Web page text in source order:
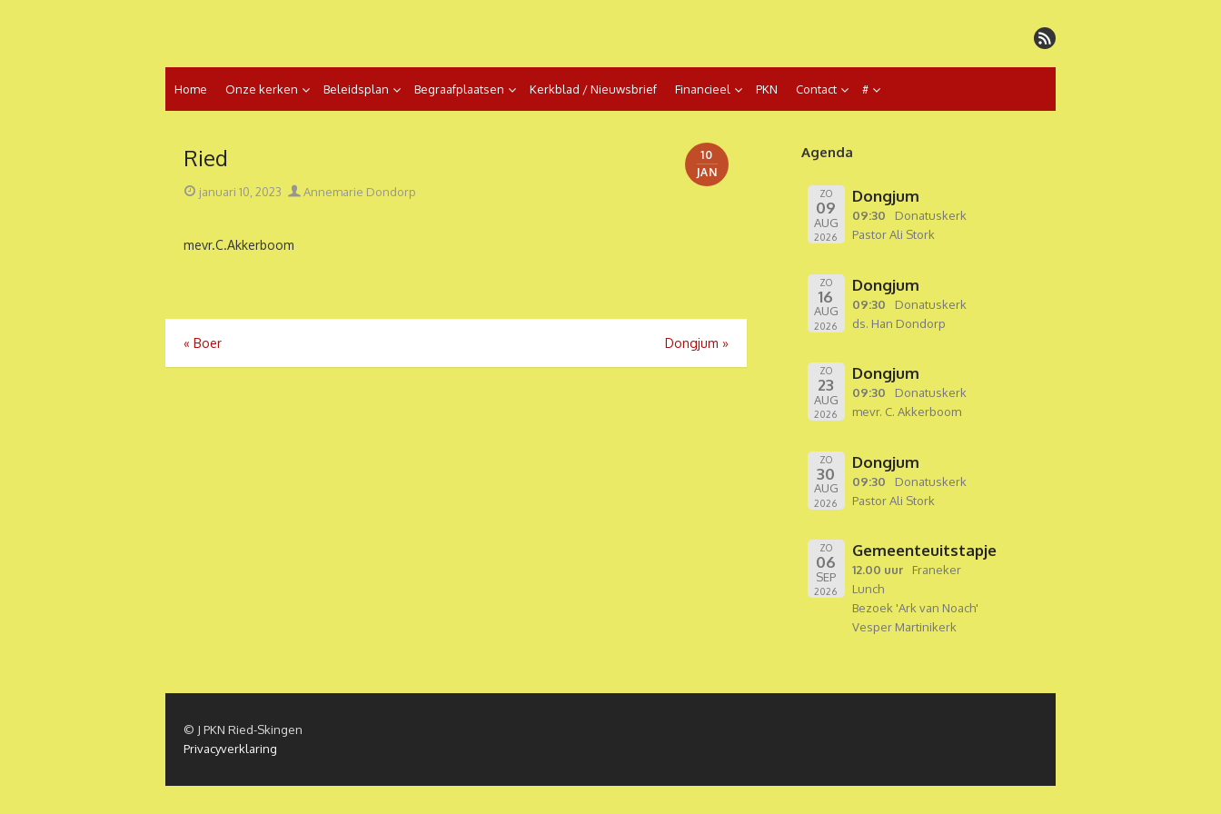
inhoud
Home Onze kerken Beleidsplan Begraafplaatsen Kerkblad / Nieuwsbrief Financieel PKN Contact #
Ried
10
JAN
Geplaatst
januari 10, 2023 Auteur
Annemarie Dondorp
mevr.C.Akkerboom
Bericht
navigatie
« Boer Dongjum »
Agenda
ZO
09
AUG
2026
Dongjum
09:30
Donatuskerk
Pastor Ali Stork
ZO
16
AUG
2026
Dongjum
09:30
Donatuskerk
ds. Han Dondorp
ZO
23
AUG
2026
Dongjum
09:30
Donatuskerk
mevr. C. Akkerboom
ZO
30
AUG
2026
Dongjum
09:30
Donatuskerk
Pastor Ali Stork
ZO
06
SEP
2026
Gemeenteuitstapje
12.00 uur
Franeker
Lunch
Bezoek 'Ark van Noach'
Vesper Martinikerk
© J PKN Ried-Skingen
Privacyverklaring